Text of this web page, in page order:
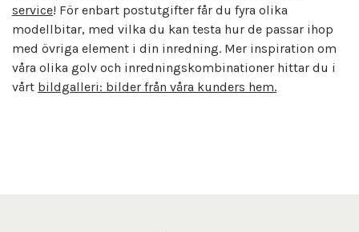
service! För enbart postutgifter får du fyra olika
modellbitar, med vilka du kan testa hur de passar ihop
med övriga element i din inredning. Mer inspiration om
våra olika golv och inredningskombinationer hittar du i
vårt bildgalleri: bilder från våra kunders hem.